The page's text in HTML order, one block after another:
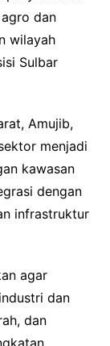
dan
wilayah
Sulbar
Amujib,
menjadi
kawasan
dengan
infrastruktur
agar
dan
dan